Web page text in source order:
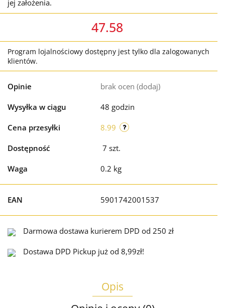
jej założenia.
47.58
Program lojalnościowy dostępny jest tylko dla zalogowanych
klientów.
Opinie brak ocen (dodaj)
Wysyłka w ciągu 48 godzin
Cena przesyłki 8.99
Dostępność 7 szt.
Waga 0.2 kg
EAN 5901742001537
Darmowa dostawa kurierem DPD od 250 zł
Dostawa DPD Pickup już od 8,99zł!
Opis